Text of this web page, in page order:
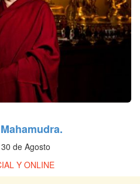
Dorje Sempa.
de Agosto
Y ONLINE